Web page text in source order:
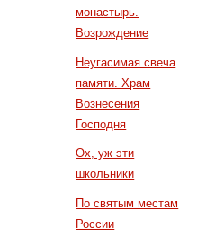
монастырь.
Возрождение
Неугасимая свеча
памяти. Храм
Вознесения
Господня
Ох, уж эти
школьники
По святым местам
России